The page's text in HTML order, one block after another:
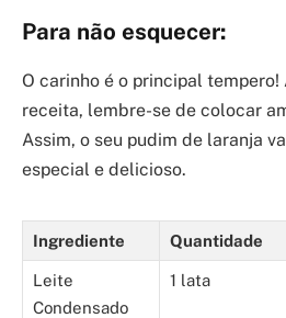
Para não esquecer:
O carinho é o principal tempero!
receita, lembre-se de colocar
Assim, o seu pudim de laranja
especial e delicioso.
Ingrediente Quantidade
Leite
Condensado
1 lata